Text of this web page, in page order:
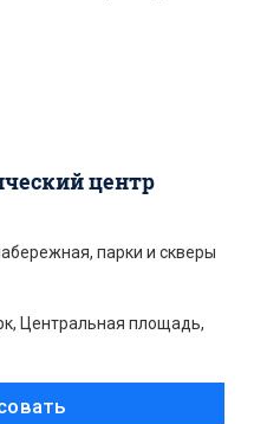
центр
парки и скверы
Центральная площадь,